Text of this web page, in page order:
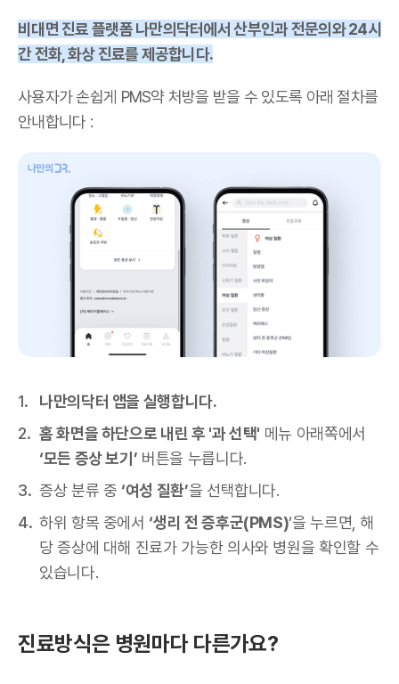
비대면 진료 플랫폼 나만의닥터에서 산부인과 전문의와 24시
간 전화, 화상 진료를 제공합니다.
사용자가 손쉽게 PMS약 처방을 받을 수 있도록 아래 절차를
안내합니다 :
나만의닥터 앱을 실행합니다.
홈 화면을 하단으로 내린 후 '과 선택' 메뉴 아래쪽에서
‘모든 증상 보기’ 버튼을 누릅니다.
증상 분류 중 ‘여성 질환’을 선택합니다.
하위 항목 중에서 ‘생리 전 증후군(PMS)’을 누르면, 해
당 증상에 대해 진료가 가능한 의사와 병원을 확인할 수
있습니다.
진료방식은 병원마다 다른가요?